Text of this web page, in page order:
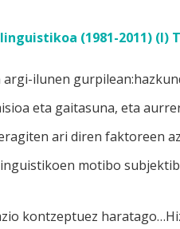
(1981-2011)
ilunen
eta gaitasuna, eta
ari diren faktoreen
motibo
kontzeptuez